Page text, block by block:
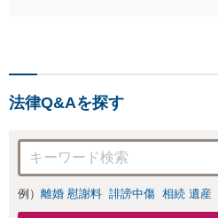
法律Q&Aを探す
例） 離婚 慰謝料 誹謗中傷 相続 遺産